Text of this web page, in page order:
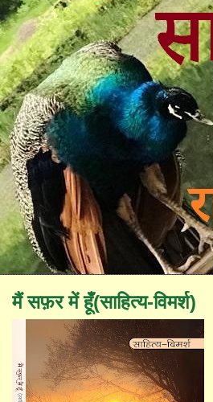
मैं सफ़र में हूँ(साहित्य-विमर्श)